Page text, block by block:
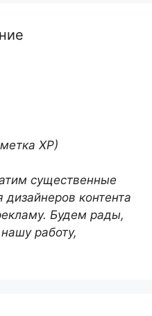
ХР)
существенные
контента
Будем рады,
работу,